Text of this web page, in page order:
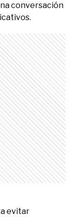
conversación
evitar